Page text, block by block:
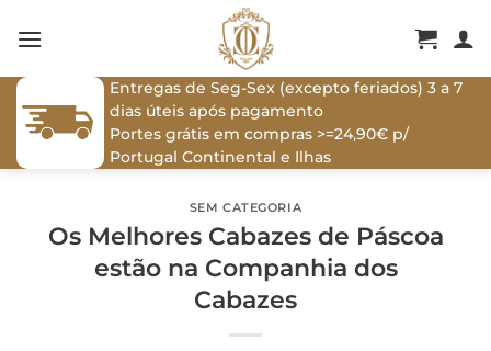
Entregas de Seg-Sex (excepto feriados) 3 a 7
dias úteis após pagamento
Portes grátis em compras >=24,90€ p/
Portugal Continental e Ilhas
SEM CATEGORIA
Os Melhores Cabazes de Páscoa
estão na Companhia dos
Cabazes